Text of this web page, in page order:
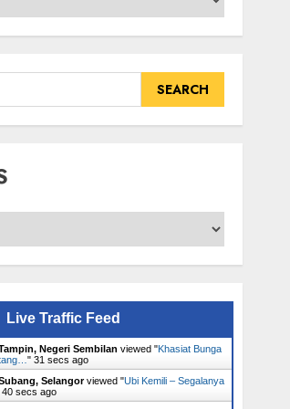
Live Traffic Feed
Negeri Sembilan viewed "Khasiat Bunga
" 31 secs ago
Selangorviewed "Ubi Kemili – Segalanya
40 secs ago